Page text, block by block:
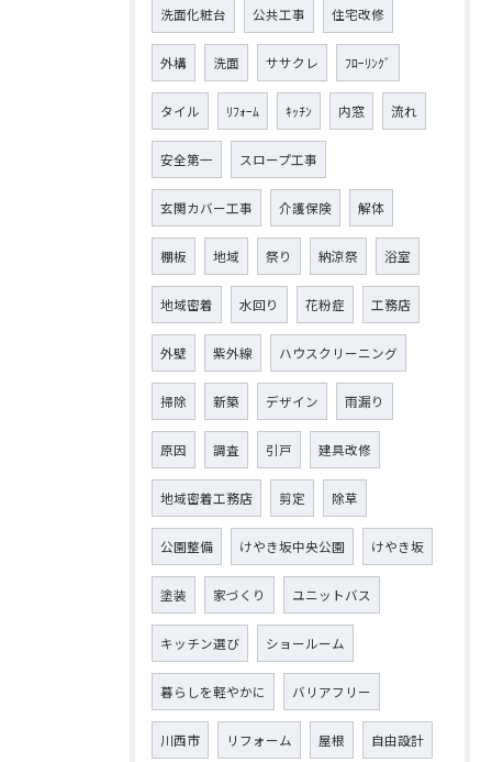
洗面化粧台 公共工事 住宅改修
外構 洗面 ササクレ ﾌﾛｰﾘﾝｸﾞ
タイル ﾘﾌｫｰﾑ ｷｯﾁﾝ 内窓 流れ
安全第一 スロープ工事
玄関カバー工事 介護保険 解体
棚板 地域 祭り 納涼祭 浴室
地域密着 水回り 花粉症 工務店
外壁 紫外線 ハウスクリーニング
掃除 新築 デザイン 雨漏り
原因 調査 引戸 建具改修
地域密着工務店 剪定 除草
公園整備 けやき坂中央公園 けやき坂
塗装 家づくり ユニットバス
キッチン選び ショールーム
暮らしを軽やかに バリアフリー
川西市 リフォーム 屋根 自由設計